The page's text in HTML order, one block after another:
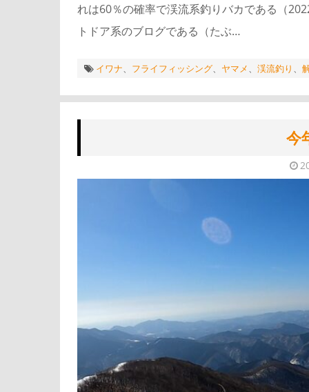
れは60％の確率で渓流系釣りバカである（
トドア系のブログである（たぶ…
イワナ、 フライフィッシング、 ヤマメ、 渓流釣り 、
今